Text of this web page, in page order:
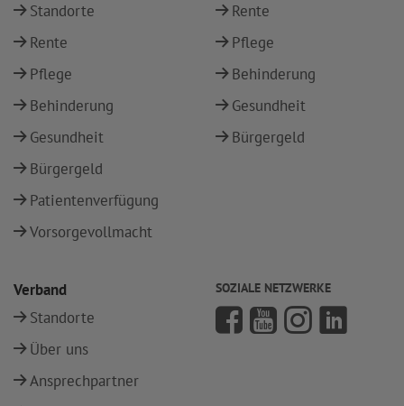
Standorte
Rente
Pflege
Behinderung
Gesundheit
Bürgergeld
Patientenverfügung
Vorsorgevollmacht
Rente
Pflege
Behinderung
Gesundheit
Bürgergeld
Verband
Standorte
Über uns
Ansprechpartner
SOZIALE NETZWERKE